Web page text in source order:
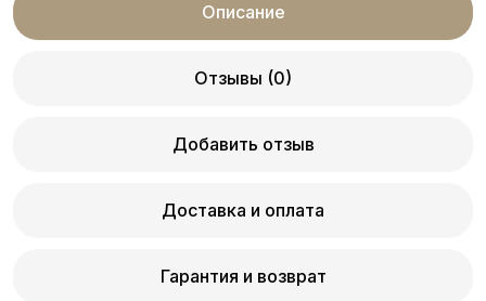
Описание
Отзывы (0)
Добавить отзыв
Доставка и оплата
Гарантия и возврат